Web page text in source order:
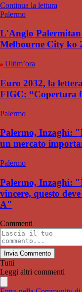
Continua la lettura
Palermo
L'Anglo
Melbourne City ko
Ultim’ora
Euro 2032, la
FIGC: “Copertura
Palermo
Palermo, Inzaghi:
un mercato
Palermo
Palermo, Inzaghi:
vincere, questo
A"
Commenti
Invia Commento
Tutti
Leggi altri commenti